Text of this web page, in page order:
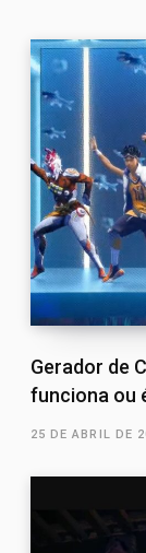
Gerador de
funciona ou
25 DE ABRIL DE